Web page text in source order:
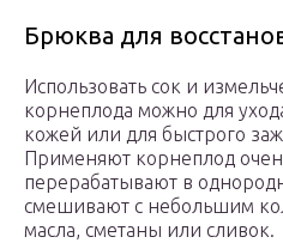
Брюква для
Использовать сок и
корнеплода можно для
кожей или для быстрого
Применяют корнеплод
перерабатывают в
смешивают с небольшим
масла, сметаны или сливок.